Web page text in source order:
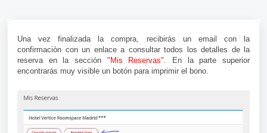
Una vez finalizada la compra, recibirás un email con la
confirmación con un enlace a consultar todos los detalles de la
reserva en la sección
"Mis Reservas". En la parte superior
encontrarás muy visible un botón para imprimir el bono.